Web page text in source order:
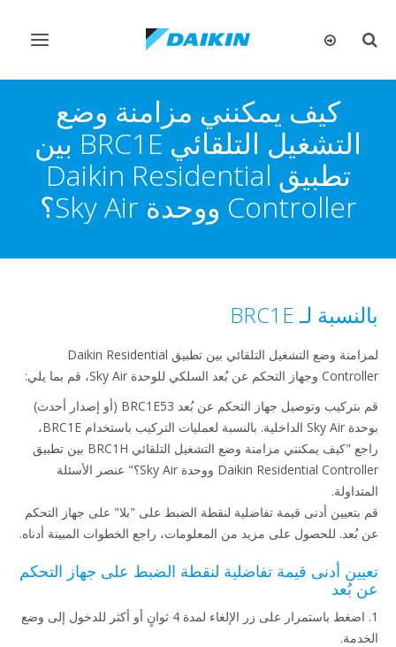
تبديل
تبديل
كيف يمكنني مزامنة وضع
التشغيل التلقائي BRC1E بين
تطبيق Daikin Residential
Controller ووحدة Sky Air؟
بالنسبة لـ BRC1E
لمزامنة وضع التشغيل التلقائي بين تطبيق Daikin Residential
Controller وجهاز التحكم عن بُعد السلكي للوحدة Sky Air، قم بما يلي:
قم بتركيب وتوصيل جهاز التحكم عن بُعد BRC1E53 (أو إصدار أحدث)
بوحدة Sky Air الداخلية. بالنسبة لعمليات التركيب باستخدام BRC1E،
راجع "كيف يمكنني مزامنة وضع التشغيل التلقائي BRC1H بين تطبيق
Daikin Residential Controller ووحدة Sky Air؟" عنصر الأسئلة
المتداولة.
قم بتعيين أدنى قيمة تفاضلية لنقطة الضبط على "بلا" على جهاز التحكم
عن بُعد. للحصول على مزيد من المعلومات، راجع الخطوات المبينة أدناه.
تعيين أدنى قيمة تفاضلية لنقطة الضبط على جهاز التحكم
عن بُعد
1. اضغط باستمرار على زر الإلغاء لمدة 4 ثوانٍ أو أكثر للدخول إلى وضع
الخدمة.